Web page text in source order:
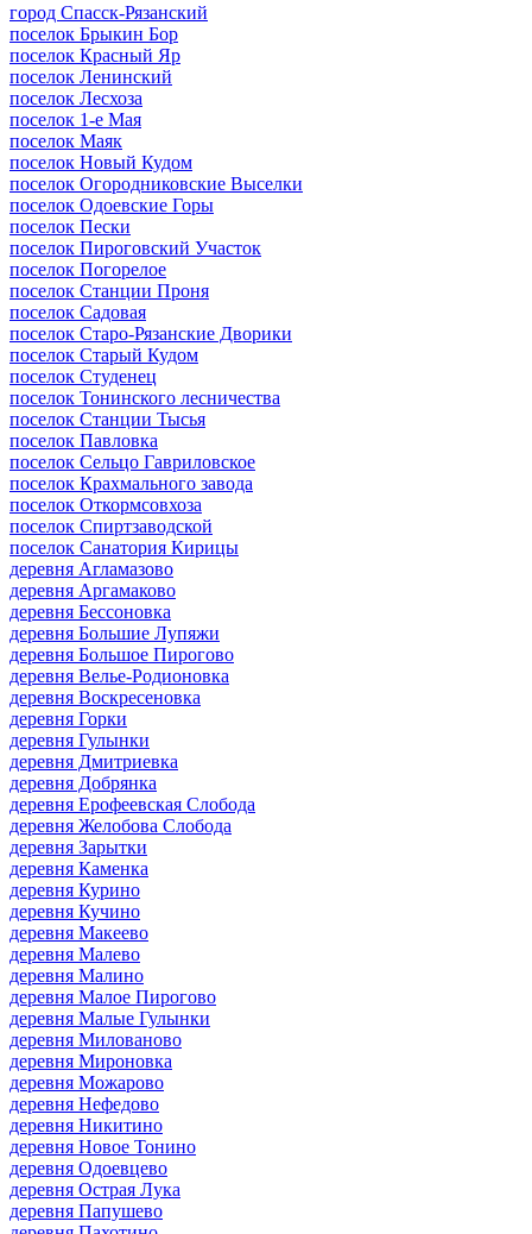
город Спасск-Рязанский
поселок Брыкин Бор
поселок Красный Яр
поселок Ленинский
поселок Лесхоза
поселок 1-е Мая
поселок Маяк
поселок Новый Кудом
поселок Огородниковские Выселки
поселок Одоевские Горы
поселок Пески
поселок Пироговский Участок
поселок Погорелое
поселок Станции Проня
поселок Садовая
поселок Старо-Рязанские Дворики
поселок Старый Кудом
поселок Студенец
поселок Тонинского лесничества
поселок Станции Тысья
поселок Павловка
поселок Сельцо Гавриловское
поселок Крахмального завода
поселок Откормсовхоза
поселок Спиртзаводской
поселок Санатория Кирицы
деревня Агламазово
деревня Аргамаково
деревня Бессоновка
деревня Большие Лупяжи
деревня Большое Пирогово
деревня Велье-Родионовка
деревня Воскресеновка
деревня Горки
деревня Гулынки
деревня Дмитриевка
деревня Добрянка
деревня Ерофеевская Слобода
деревня Желобова Слобода
деревня Зарытки
деревня Каменка
деревня Курино
деревня Кучино
деревня Макеево
деревня Малево
деревня Малино
деревня Малое Пирогово
деревня Малые Гулынки
деревня Милованово
деревня Мироновка
деревня Можарово
деревня Нефедово
деревня Никитино
деревня Новое Тонино
деревня Одоевцево
деревня Острая Лука
деревня Папушево